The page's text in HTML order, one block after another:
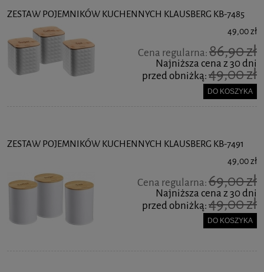
ZESTAW POJEMNIKÓW KUCHENNYCH KLAUSBERG KB-7485
49,00 zł
Cena regularna:86,90 zł
Najniższa cena z 30 dni
przed obniżką:49,00 zł
DO KOSZYKA
ZESTAW POJEMNIKÓW KUCHENNYCH KLAUSBERG KB-7491
49,00 zł
Cena regularna:69,00 zł
Najniższa cena z 30 dni
przed obniżką:49,00 zł
DO KOSZYKA